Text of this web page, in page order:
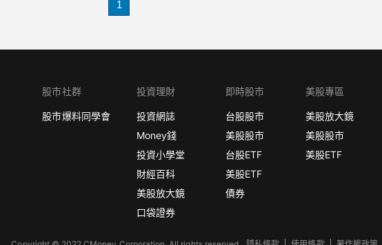
1
股市社群
股市爆料同學會
投資理財
投資網誌
Money錢
投資小學堂
財經百科
美股放大鏡
口袋證券
即時股市
台股股市
美股股市
台股ETF
美股ETF
債券
美股專區
美股放大鏡
美股股市
美股ETF